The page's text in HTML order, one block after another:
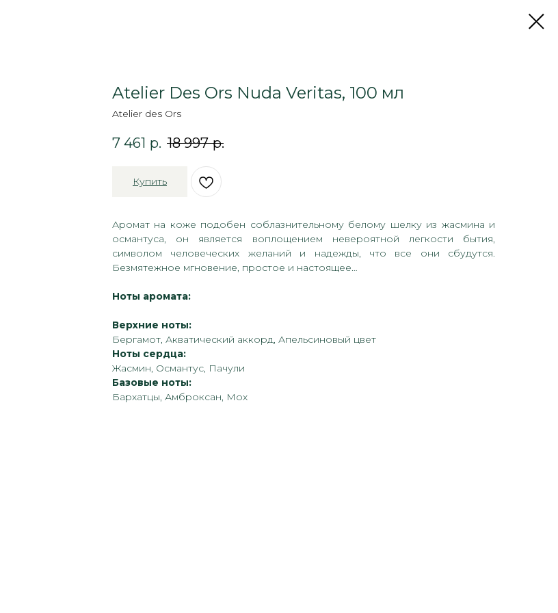
Atelier Des Ors Nuda Veritas, 100 мл
Atelier des Ors
7 461 р. 18 997 р.
Купить
Аромат на коже подобен соблазнительному белому шелку из жасмина и
османтуса, он является воплощением невероятной легкости бытия,
символом человеческих желаний и надежды, что все они сбудутся.
Безмятежное мгновение, простое и настоящее…
Ноты аромата:
Верхние ноты:
Бергамот, Акватический аккорд, Апельсиновый цвет
Ноты сердца:
Жасмин, Османтус, Пачули
Базовые ноты:
Бархатцы, Амброксан, Мох